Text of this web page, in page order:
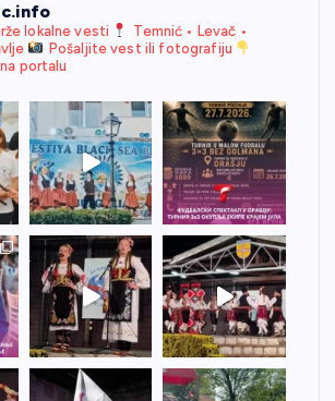
lokalne vesti
Temnić • Levač •
Pošaljite vest ili fotografiju
portalu